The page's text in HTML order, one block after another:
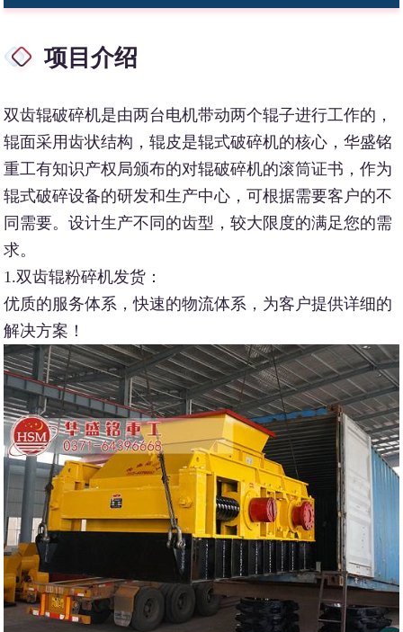
项目介绍
双齿辊破碎机是由两台电机带动两个辊子进行工作的，
辊面采用齿状结构，辊皮是辊式破碎机的核心，华盛铭
重工有知识产权局颁布的对辊破碎机的滚筒证书，作为
辊式破碎设备的研发和生产中心，可根据需要客户的不
同需要。设计生产不同的齿型，较大限度的满足您的需
求。
1.双齿辊粉碎机发货：
优质的服务体系，快速的物流体系，为客户提供详细的
解决方案！